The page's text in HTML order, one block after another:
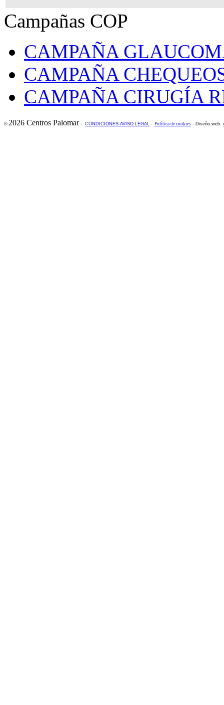
Campañas COP
CAMPAÑA
CAMPAÑA
CAMPAÑA CIRUGÍA
© 2026 Centros Palomar- CONDICIONES-AVISO LEGAL - Política de cookies - Diseño web: